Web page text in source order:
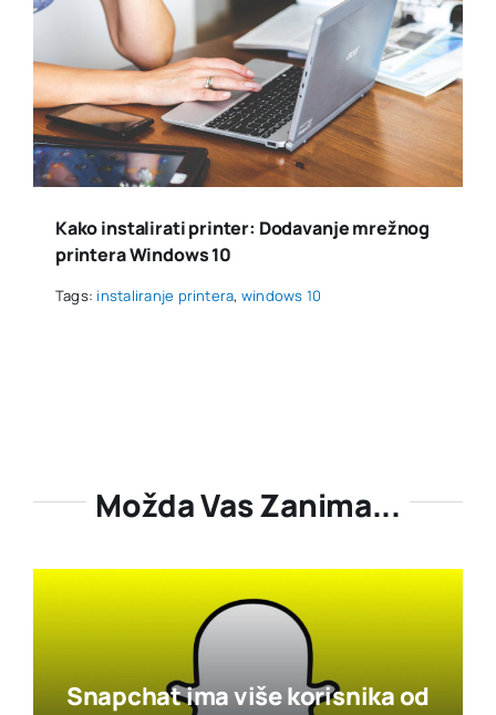
Kako instalirati printer: Dodavanje mrežnog
printera Windows 10
Tags: instaliranje printera, windows 10
Možda Vas Zanima...
Snapchat ima više korisnika od